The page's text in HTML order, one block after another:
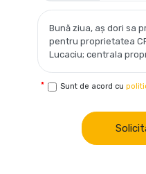
Sunt de acord cu